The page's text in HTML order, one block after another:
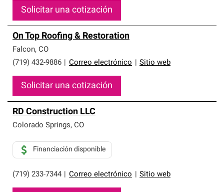
Solicitar una cotización
On Top Roofing & Restoration
Falcon, CO
(719) 432-9886
Correo electrónico Sitio web
Solicitar una cotización
RD Construction LLC
Colorado Springs, CO
(719) 233-7344 Correo electrónico Sitio web
Financiación disponible